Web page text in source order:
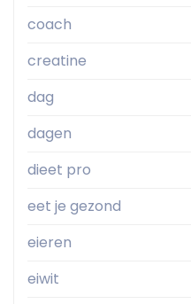
coach
creatine
dag
dagen
dieet pro
eet je gezond
eieren
eiwit